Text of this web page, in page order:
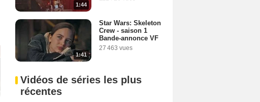
1:44
1:41
Star Wars: Skeleton
Crew - saison 1
Bande-annonce VF
27 463 vues
Vidéos de séries les plus
récentes